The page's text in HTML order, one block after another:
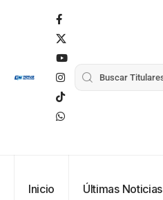
Inicio Últimas Noticias